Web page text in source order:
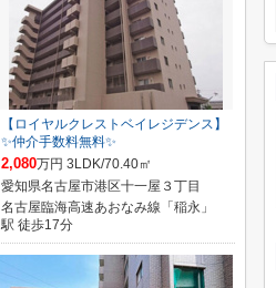
【ロイヤルクレストベイレジデンス】
✨️仲介手数料無料✨️
2,080万円 3LDK/70.40㎡
愛知県名古屋市港区十一屋３丁目
名古屋臨海高速あおなみ線「稲永」
駅 徒歩17分